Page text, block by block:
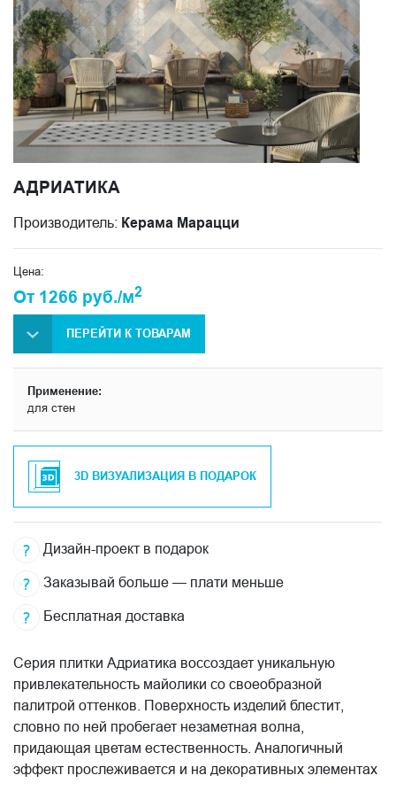
АДРИАТИКА
Производитель: Керама Марацци
Цена:
От 1266 руб./м2
ПЕРЕЙТИ К ТОВАРАМ
Применение:
для стен
3D ВИЗУАЛИЗАЦИЯ В ПОДАРОК
Дизайн-проект в подарок
Заказывай больше — плати меньше
Бесплатная доставка
Серия плитки Адриатика воссоздает уникальную
привлекательность майолики со своеобразной
палитрой оттенков. Поверхность изделий блестит,
словно по ней пробегает незаметная волна,
придающая цветам естественность. Аналогичный
эффект прослеживается и на декоративных элементах